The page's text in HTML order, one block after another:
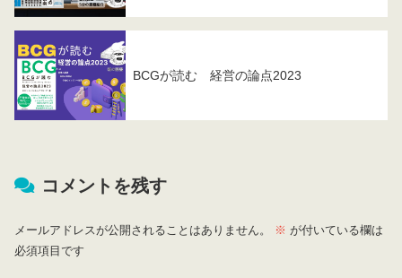
BCGが読む 経営の論点2023
コメントを残す
メールアドレスが公開されることはありません。 ※ が付いている欄は
必須項目です